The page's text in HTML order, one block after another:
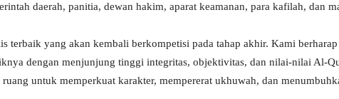
daerah, panitia, dewan hakim, aparat keamanan, para kafilah, dan
terbaik yang akan kembali berkompetisi pada tahap akhir. Kami
dengan menjunjung tinggi integritas, objektivitas, dan nilai-nilai Al-
untuk memperkuat karakter, mempererat ukhuwah, dan